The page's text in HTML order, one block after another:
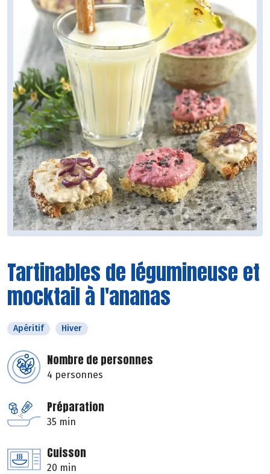
Tartinables de légumineuse et
mocktail à l'ananas
Apéritif Hiver
Nombre de personnes
4 personnes
Préparation
35 min
Cuisson
20 min